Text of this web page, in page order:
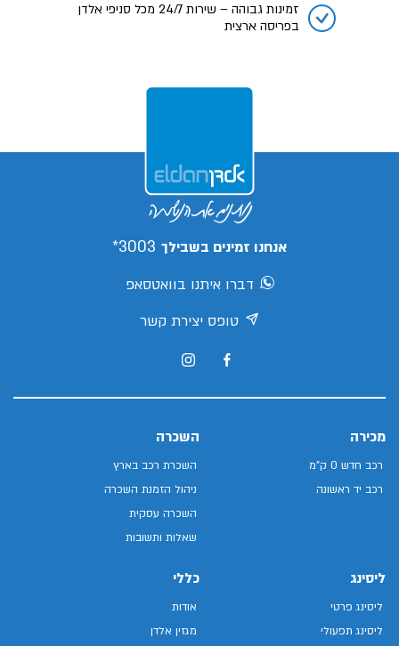
זמינות גבוהה – שירות 24/7 מכל סניפי אלדן
בפריסה ארצית
אנחנו זמינים בשבילך 3003*
דברו איתנו בוואטסאפ
טופס יצירת קשר
מכירה
רכב חדש 0 ק"מ
רכב יד ראשונה
השכרה
השכרת רכב בארץ
ניהול הזמנת השכרה
השכרה עסקית
שאלות ותשובות
ליסינג
ליסינג פרטי
ליסינג תפעולי
כללי
אודות
מגזין אלדן